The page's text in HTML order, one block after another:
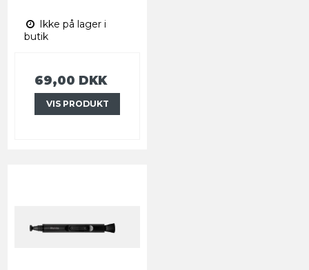
Ikke på lager i
butik
69,00 DKK
VIS PRODUKT